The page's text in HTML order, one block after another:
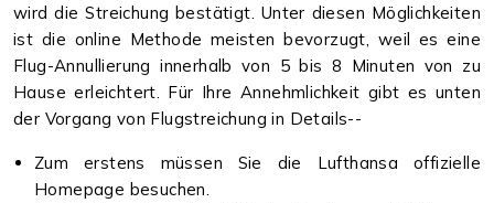
wird die Streichung bestätigt. Unter diesen Möglichkeiten
ist die online Methode meisten bevorzugt, weil es eine
Flug-Annullierung innerhalb von 5 bis 8 Minuten von zu
Hause erleichtert. Für Ihre Annehmlichkeit gibt es unten
der Vorgang von Flugstreichung in Details--
Zum erstens müssen Sie die Lufthansa offizielle
Homepage besuchen.